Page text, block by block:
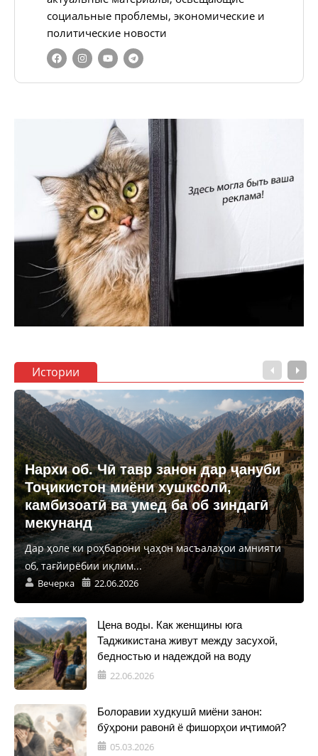
социальные проблемы, экономические и
политические новости
Истории
Нархи об. Чӣ тавр занон дар ҷануби
Тоҷикистон миёни хушксолӣ,
камбизоатӣ ва умед ба об зиндагӣ
мекунанд
Дар ҳоле ки роҳбарони ҷаҳон масъалаҳои амнияти
об, тағйирёбии иқлим...
Вечерка 22.06.2026
Цена воды. Как женщины юга
Таджикистана живут между засухой,
бедностью и надеждой на воду
22.06.2026
Болоравии худкушӣ миёни занон:
бӯҳрони равонӣ ё фишорҳои иҷтимоӣ?
05.03.2026